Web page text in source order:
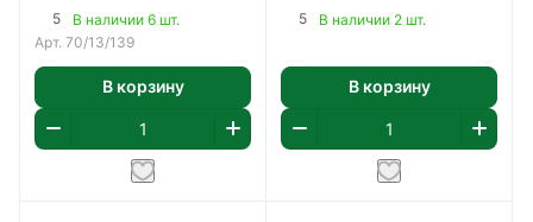
5
В наличии 6 шт.
Арт. 70/13/139
В корзину
5 В наличии 2 шт.
В корзину